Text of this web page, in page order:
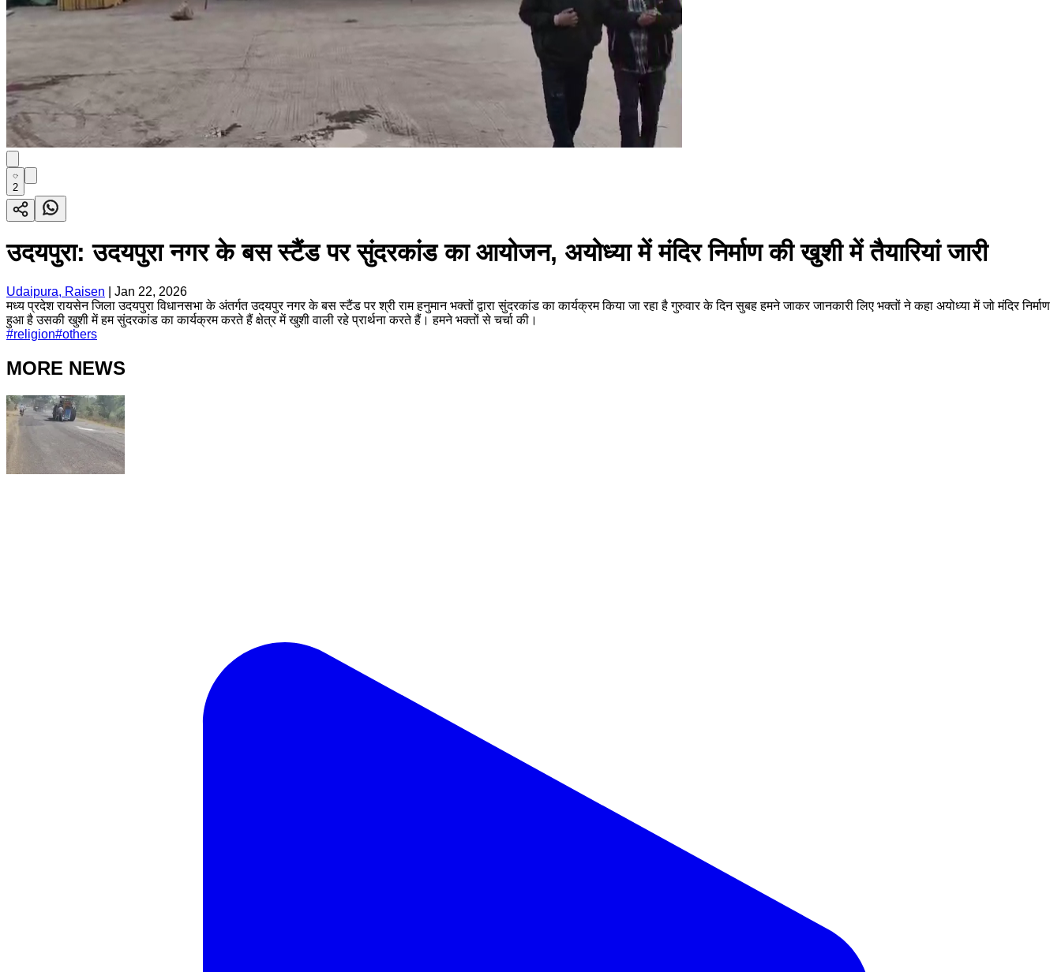
2
उदयपुरा: उदयपुरा नगर के बस स्टैंड पर सुंदरकांड का आयोजन, अयोध्या में मंदिर निर्माण की खुशी में तैयारियां जारी
Udaipura, Raisen
Jan 22, 2026
मध्य प्रदेश रायसेन जिला उदयपुरा विधानसभा के अंतर्गत उदयपुर नगर के बस स्टैंड पर श्री राम हनुमान भक्तों द्वारा सुंदरकांड का कार्यक्रम किया जा रहा है गुरुवार के दिन सुबह हमने जाकर जानकारी लिए भक्तों ने कहा अयोध्या में जो मंदिर निर्माण
हुआ है उसकी खुशी में हम सुंदरकांड का कार्यक्रम करते हैं क्षेत्र में खुशी वाली रहे प्रार्थना करते हैं। हमने भक्तों से चर्चा की।
#religion#others
MORE NEWS